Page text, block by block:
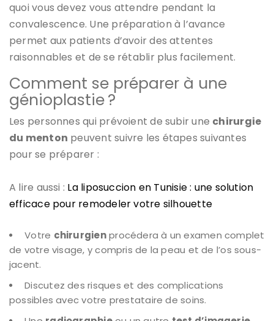
quoi vous devez vous attendre pendant la
convalescence. Une préparation à l’avance
permet aux patients d’avoir des attentes
raisonnables et de se rétablir plus facilement.
Comment se préparer à une
génioplastie ?
Les personnes qui prévoient de subir une chirurgie
du menton peuvent suivre les étapes suivantes
pour se préparer :
A lire aussi : La liposuccion en Tunisie : une solution
efficace pour remodeler votre silhouette
Votre chirurgienprocédera à un examen complet
de votre visage, y compris de la peau et de l’os sous-
jacent.
Discutez des risques et des complications
possibles avec votre prestataire de soins.